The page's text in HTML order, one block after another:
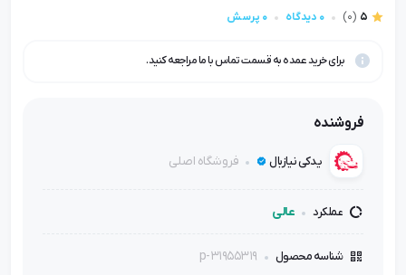
5
(0) 0 دیدگاه 0 پرسش
برای خرید عمده به قسمت تماس با ما مراجعه کنید.
فروشنده
یدکی نیازبال فروشگاه اصلی
عملکرد عالی
شناسه محصول p-31955319